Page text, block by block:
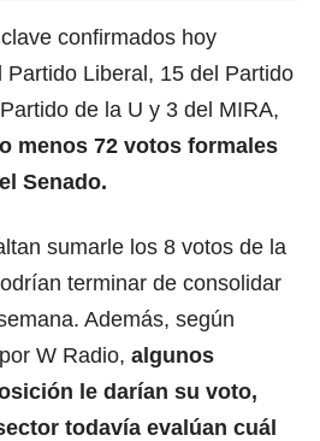
confirmados hoy
Partido Liberal, 15 del Partido
de la U y 3 del MIRA,
menos 72 votos formales
Senado.
sumarle los 8 votos de la
terminar de consolidar
Además, según
W Radio, algunos
le darían su voto,
todavía evalúan cuál